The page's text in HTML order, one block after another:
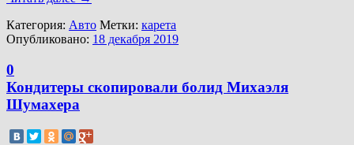
Категория: Авто Метки: карета
Опубликовано: 18 декабря 2019
0
Кондитеры скопировали болид Михаэля
Шумахера